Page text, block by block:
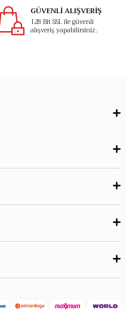
GÜVENLİ ALIŞVERİŞ
128 Bit SSL ile güvenli
alışveriş yapabilirsiniz.